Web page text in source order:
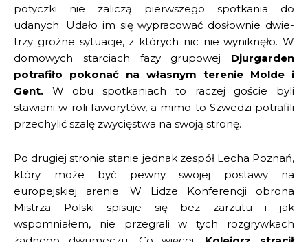
potyczki nie zaliczą pierwszego spotkania do
udanych. Udało im się wypracować dosłownie dwie-
trzy groźne sytuacje, z których nic nie wyniknęło. W
domowych starciach fazy grupowej Djurgarden
potrafiło pokonać na własnym terenie Molde i
Gent. W obu spotkaniach to raczej goście byli
stawiani w roli faworytów, a mimo to Szwedzi potrafili
przechylić szalę zwycięstwa na swoją stronę.
Po drugiej stronie stanie jednak zespół Lecha Poznań,
który może być pewny swojej postawy na
europejskiej arenie. W Lidze Konferencji obrona
Mistrza Polski spisuje się bez zarzutu i jak
wspomniałem, nie przegrali w tych rozgrywkach